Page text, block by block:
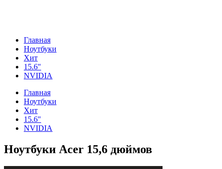
Главная
Ноутбуки
Хит
15.6"
NVIDIA
Главная
Ноутбуки
Хит
15.6"
NVIDIA
Ноутбуки Acer 15,6 дюймов